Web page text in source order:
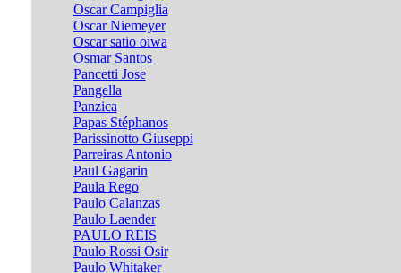
Oscar Campiglia
Oscar Niemeyer
Oscar satio oiwa
Osmar Santos
Pancetti Jose
Pangella
Panzica
Papas Stéphanos
Parissinotto Giuseppi
Parreiras Antonio
Paul Gagarin
Paula Rego
Paulo Calanzas
Paulo Laender
PAULO REIS
Paulo Rossi Osir
Paulo Whitaker